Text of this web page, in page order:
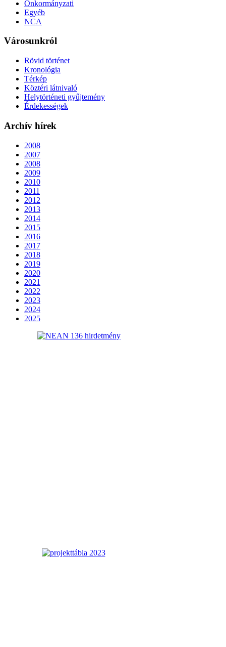
Önkormányzati
Egyéb
NCA
Városunkról
Rövid történet
Kronológia
Térkép
Köztéri látnivaló
Helytörténeti gyűjtemény
Érdekességek
Archív hírek
2008
2007
2008
2009
2010
2011
2012
2013
2014
2015
2016
2017
2018
2019
2020
2021
2022
2023
2024
2025